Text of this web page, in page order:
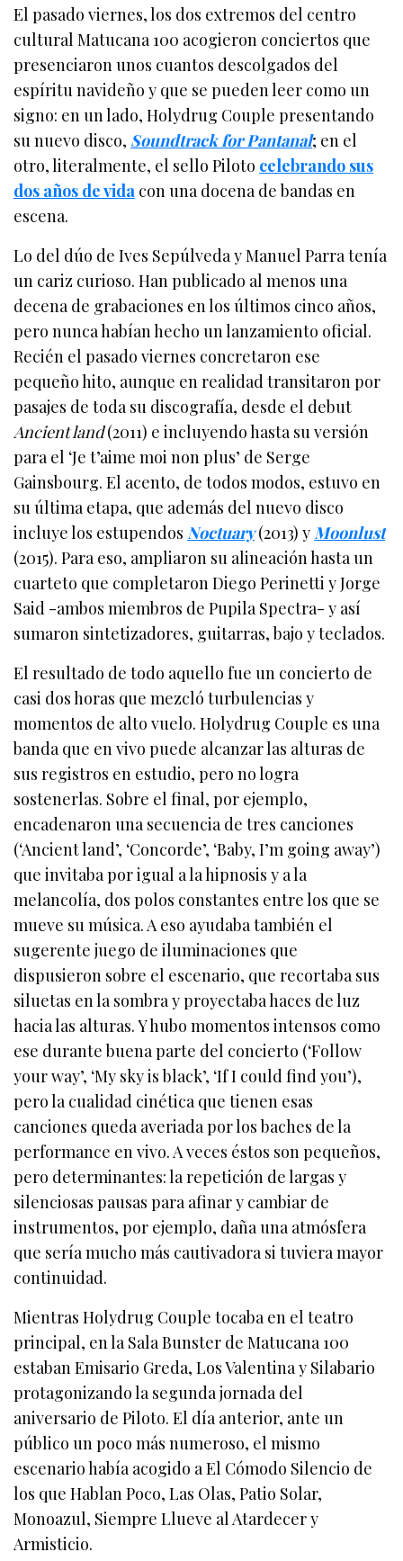
El pasado viernes, los dos extremos del centro
cultural Matucana 100 acogieron conciertos que
presenciaron unos cuantos descolgados del
espíritu navideño y que se pueden leer como un
signo: en un lado, Holydrug Couple presentando
su nuevo disco, Soundtrack for Pantanal; en el
otro, literalmente, el sello Piloto celebrando sus
dos años de vida con una docena de bandas en
escena.
Lo del dúo de Ives Sepúlveda y Manuel Parra tenía
un cariz curioso. Han publicado al menos una
decena de grabaciones en los últimos cinco años,
pero nunca habían hecho un lanzamiento oficial.
Recién el pasado viernes concretaron ese
pequeño hito, aunque en realidad transitaron por
pasajes de toda su discografía, desde el debut
Ancient land(2011) e incluyendo hasta su versión
para el ‘Je t’aime moi non plus’ de Serge
Gainsbourg. El acento, de todos modos, estuvo en
su última etapa, que además del nuevo disco
incluye los estupendosNoctuary(2013) yMoonlust
(2015). Para eso, ampliaron su alineación hasta un
cuarteto que completaron Diego Perinetti y Jorge
Said -ambos miembros de Pupila Spectra- y así
sumaron sintetizadores, guitarras, bajo y teclados.
El resultado de todo aquello fue un concierto de
casi dos horas que mezcló turbulencias y
momentos de alto vuelo. Holydrug Couple es una
banda que en vivo puede alcanzar las alturas de
sus registros en estudio, pero no logra
sostenerlas. Sobre el final, por ejemplo,
encadenaron una secuencia de tres canciones
(‘Ancient land’, ‘Concorde’, ‘Baby, I’m going away’)
que invitaba por igual a la hipnosis y a la
melancolía, dos polos constantes entre los que se
mueve su música. A eso ayudaba también el
sugerente juego de iluminaciones que
dispusieron sobre el escenario, que recortaba sus
siluetas en la sombra y proyectaba haces de luz
hacia las alturas. Y hubo momentos intensos como
ese durante buena parte del concierto (‘Follow
your way’, ‘My sky is black’, ‘If I could find you’),
pero la cualidad cinética que tienen esas
canciones queda averiada por los baches de la
performance en vivo. A veces éstos son pequeños,
pero determinantes: la repetición de largas y
silenciosas pausas para afinar y cambiar de
instrumentos, por ejemplo, daña una atmósfera
que sería mucho más cautivadora si tuviera mayor
continuidad.
Mientras Holydrug Couple tocaba en el teatro
principal, en la Sala Bunster de Matucana 100
estaban Emisario Greda, Los Valentina y Silabario
protagonizando la segunda jornada del
aniversario de Piloto. El día anterior, ante un
público un poco más numeroso, el mismo
escenario había acogido a El Cómodo Silencio de
los que Hablan Poco, Las Olas, Patio Solar,
Monoazul, Siempre Llueve al Atardecer y
Armisticio.